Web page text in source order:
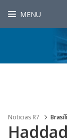
MENU
Noticias R7